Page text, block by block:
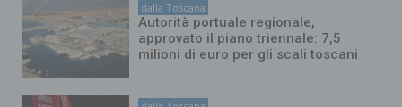
dalla Toscana
Autorità portuale regionale,
approvato il piano triennale: 7,5
milioni di euro per gli scali toscani